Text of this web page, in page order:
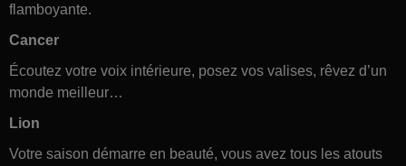
flamboyante.
Cancer
Écoutez votre voix intérieure, posez vos valises, rêvez d’un
monde meilleur…
Lion
Votre saison démarre en beauté, vous avez tous les atouts